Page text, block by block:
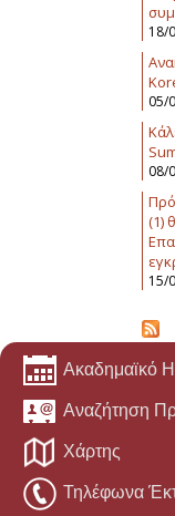
18/
05/
08/
(1)
15/
Ακαδημαϊκό
Αναζήτηση
Χάρτης
Τηλέφωνα